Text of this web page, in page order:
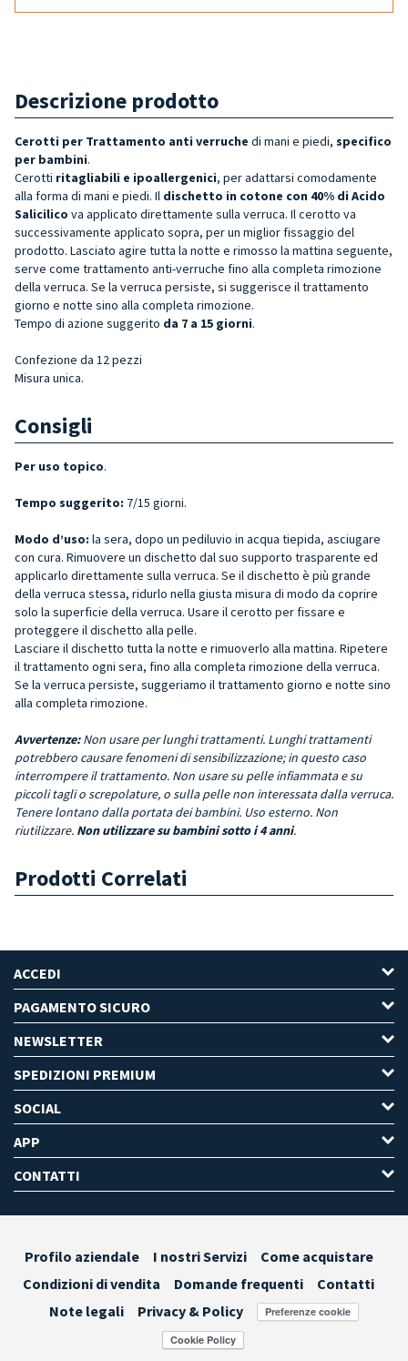
Descrizione prodotto
Cerotti per Trattamento anti verruche di mani e piedi, specifico
per bambini.
Cerotti ritagliabili e ipoallergenici, per adattarsi comodamente
alla forma di mani e piedi. Il dischetto in cotone con 40% di Acido
Salicilico va applicato direttamente sulla verruca. Il cerotto va
successivamente applicato sopra, per un miglior fissaggio del
prodotto. Lasciato agire tutta la notte e rimosso la mattina seguente,
serve come trattamento anti-verruche fino alla completa rimozione
della verruca. Se la verruca persiste, si suggerisce il trattamento
giorno e notte sino alla completa rimozione.
Tempo di azione suggerito da 7 a 15 giorni.
Confezione da 12 pezzi
Misura unica.
Consigli
Per uso topico.
Tempo suggerito: 7/15 giorni.
Modo d’uso: la sera, dopo un pediluvio in acqua tiepida, asciugare
con cura. Rimuovere un dischetto dal suo supporto trasparente ed
applicarlo direttamente sulla verruca. Se il dischetto è più grande
della verruca stessa, ridurlo nella giusta misura di modo da coprire
solo la superficie della verruca. Usare il cerotto per fissare e
proteggere il dischetto alla pelle.
Lasciare il dischetto tutta la notte e rimuoverlo alla mattina. Ripetere
il trattamento ogni sera, fino alla completa rimozione della verruca.
Se la verruca persiste, suggeriamo il trattamento giorno e notte sino
alla completa rimozione.
Avvertenze:Non usare per lunghi trattamenti. Lunghi trattamenti
potrebbero causare fenomeni di sensibilizzazione; in questo caso
interrompere il trattamento. Non usare su pelle infiammata e su
piccoli tagli o screpolature, o sulla pelle non interessata dalla verruca.
Tenere lontano dalla portata dei bambini. Uso esterno. Non
riutilizzare. Non utilizzare su bambini sotto i 4 anni.
Prodotti Correlati
ACCEDI
PAGAMENTO SICURO
NEWSLETTER
SPEDIZIONI PREMIUM
SOCIAL
APP
CONTATTI
Profilo aziendale I nostri Servizi
Come acquistare
Condizioni di vendita
Domande frequenti
Contatti
Note legali
Privacy & Policy Preferenze cookie